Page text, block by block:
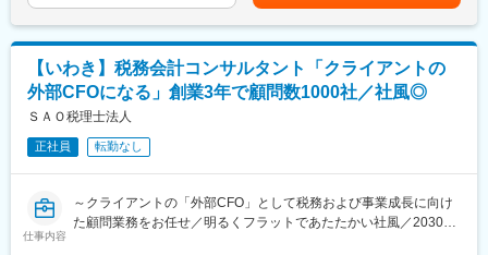
・スマホの初期設定・データ移行サポート
・問い合わせ対応
◇店舗運営
・店舗での電話応対
・在庫管理、売り場づくり、POP作成
・KPI管理・数値振り返り
・キャンペーン企画など、集客に向けた取り組み
スタッフ（R CREW）から店長を経てRSV（スーパーバイザー）
へステップアップが可能です。RSV経験後はマネジメントや本部
【選考会の概要】
・形式： Web開催（事前に企業セミナー動画をご視聴いただきま
す）
・内容： 面接（25分×2回 現場面接/HR面接）
【開催日時】
7/2（木）17:00～20:30
7/5（日）11:00～14:30
7/14（火）17:00～20:30
7/16（木）17:00～20:30
【いわき】税務会計コンサルタント「クライアントの
外部CFOになる」創業3年で顧問数1000社／社風◎
ＳＡＯ税理士法人
正社員 転勤なし
仕事内容
～クライアントの「外部CFO」として税務および事業成長に向け
た顧問業務をお任せ／明るくフラットであたたかい社風／2030年